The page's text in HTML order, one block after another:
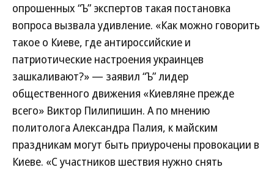
опрошенных “Ъ” экспертов такая постановка
вопроса вызвала удивление. «Как можно говорить
такое о Киеве, где антироссийские и
патриотические настроения украинцев
зашкаливают?» — заявил “Ъ” лидер
общественного движения «Киевляне прежде
всего» Виктор Пилипишин. А по мнению
политолога Александра Палия, к майским
праздникам могут быть приурочены провокации в
Киеве. «С участников шествия нужно снять